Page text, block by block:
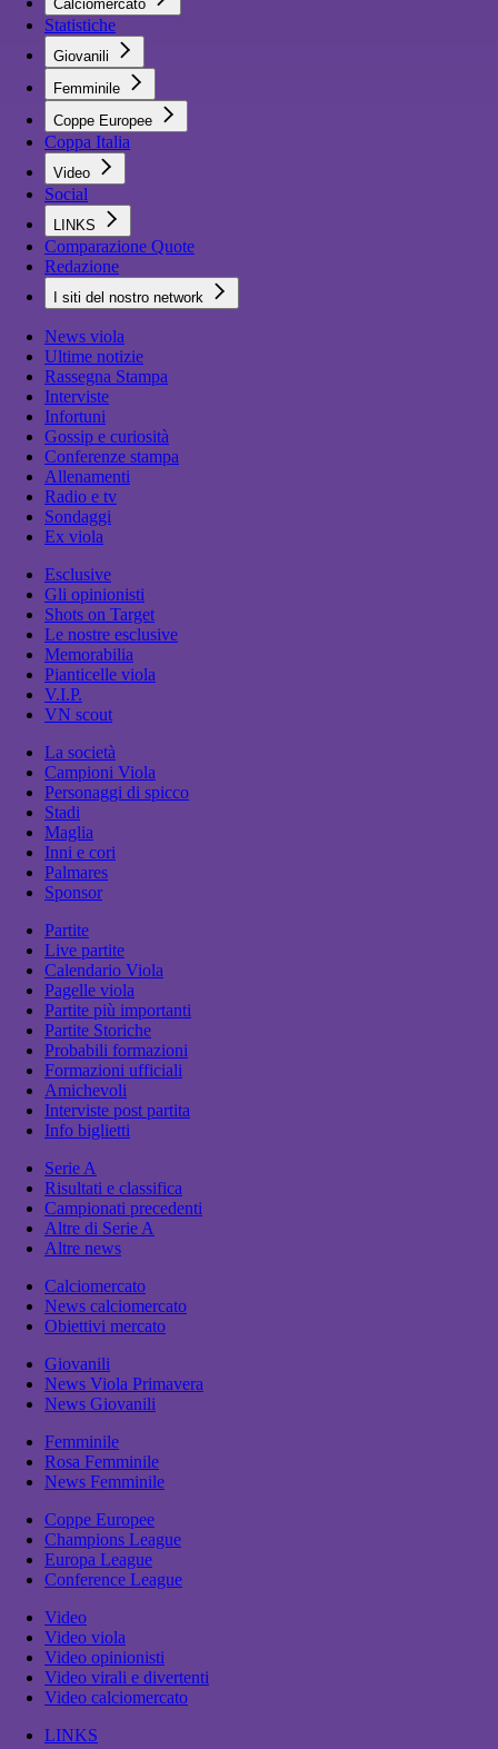
Calciomercato
Statistiche
Giovanili
Femminile
Coppe Europee
Coppa Italia
Video
Social
LINKS
Comparazione Quote
Redazione
I siti del nostro network
News viola
Ultime notizie
Rassegna Stampa
Interviste
Infortuni
Gossip e curiosità
Conferenze stampa
Allenamenti
Radio e tv
Sondaggi
Ex viola
Esclusive
Gli opinionisti
Shots on Target
Le nostre esclusive
Memorabilia
Pianticelle viola
V.I.P.
VN scout
La società
Campioni Viola
Personaggi di spicco
Stadi
Maglia
Inni e cori
Palmares
Sponsor
Partite
Live partite
Calendario Viola
Pagelle viola
Partite più importanti
Partite Storiche
Probabili formazioni
Formazioni ufficiali
Amichevoli
Interviste post partita
Info biglietti
Serie A
Risultati e classifica
Campionati precedenti
Altre di Serie A
Altre news
Calciomercato
News calciomercato
Obiettivi mercato
Giovanili
News Viola Primavera
News Giovanili
Femminile
Rosa Femminile
News Femminile
Coppe Europee
Champions League
Europa League
Conference League
Video
Video viola
Video opinionisti
Video virali e divertenti
Video calciomercato
LINKS